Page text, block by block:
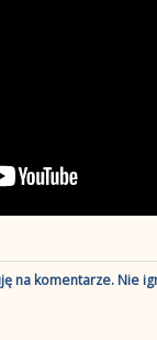
na komentarze. Nie